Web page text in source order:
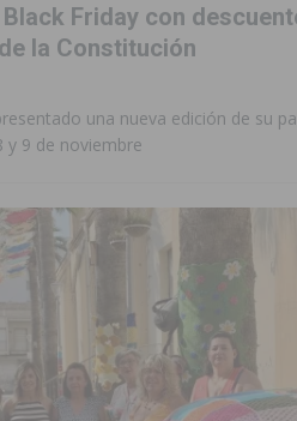
Friday con
la Constitución
una nueva edición de su
y 9 de noviembre